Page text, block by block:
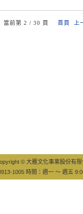
當前第 2 / 30 頁 首頁 上
© 大雁文化事業股份有
1005 時間：週一 ～ 週五